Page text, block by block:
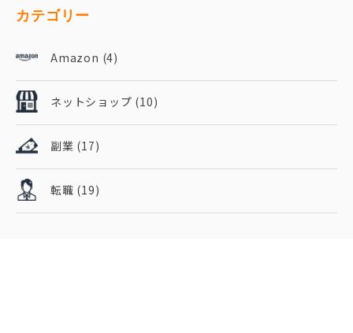
カテゴリー
Amazon (4)
ネットショップ (10)
副業 (17)
転職 (19)